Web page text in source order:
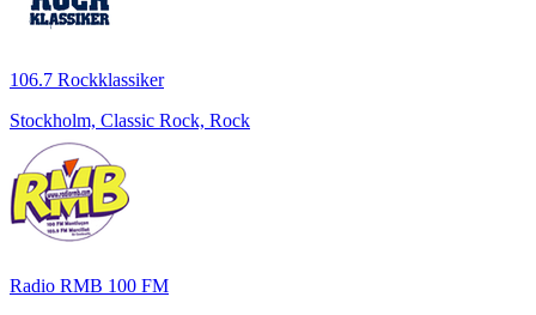
106.7 Rockklassiker
Stockholm, Classic Rock, Rock
Radio RMB 100 FM